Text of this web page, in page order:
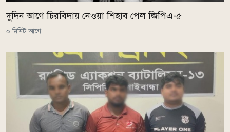
দুদিন আগে চিরবিদায় নেওয়া শিহাব পেল জিপিএ-৫
০ মিনিট আগে